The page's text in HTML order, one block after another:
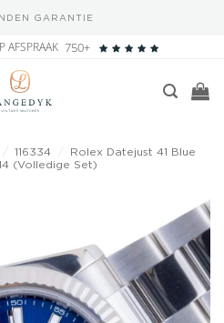
GARANTIE
AFSPRAAK 750+
116334
Rolex Datejust 41 Blue
(Volledige Set)
Add to
wishlist